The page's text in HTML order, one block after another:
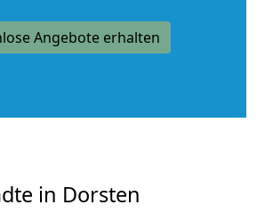
Angebote erhalten
in Dorsten